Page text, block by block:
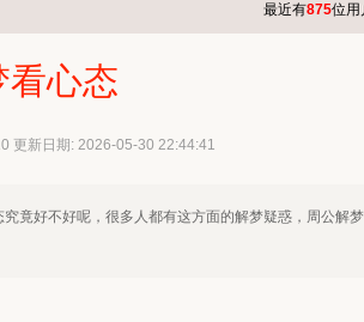
最近有875位用
看心态
更新日期: 2026-05-30 22:44:41
竟好不好呢，很多人都有这方面的解梦疑惑，周公解